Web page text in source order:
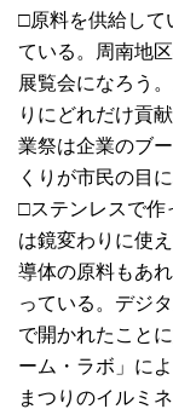
□原料を供給して
ている。周南地
展覧会になろう
りにどれだけ貢
業祭は企業のブ
くりが市民の目
□ステンレスで作
は鏡変わりに使
導体の原料もあ
っている。デジ
で開かれたこと
ーム・ラボ」に
まつりのイルミ